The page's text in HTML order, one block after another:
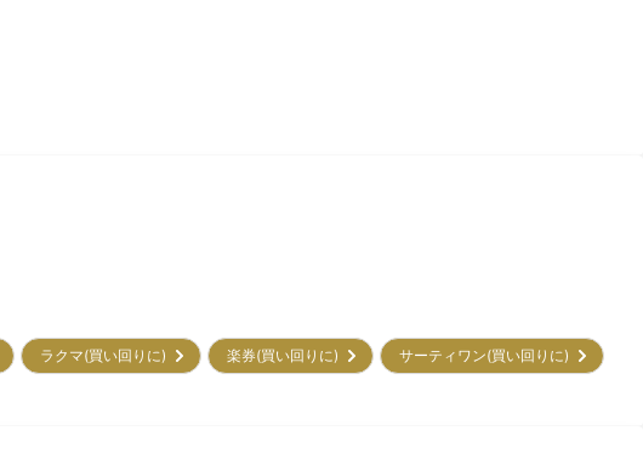
ラクマ(買い回りに) 楽券(買い回りに)
サーティワン(買い回りに)